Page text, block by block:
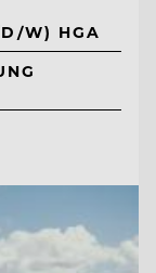
W) HGA